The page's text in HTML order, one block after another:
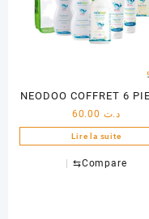
NEODOO COFFRET 6
د.ت
Lire la suite
⇆Compare